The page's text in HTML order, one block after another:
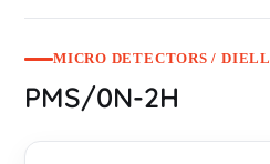
MICRO DETECTORS / DIELL
PMS/0N-2H